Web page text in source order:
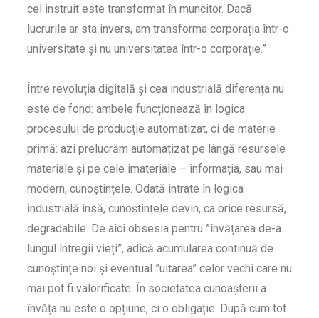
cel instruit este transformat în muncitor. Dacă
lucrurile ar sta invers, am transforma corporația într-o
universitate și nu universitatea într-o corporație.”
Între revoluția digitală și cea industrială diferența nu
este de fond: ambele funcționează în logica
procesului de producție automatizat, ci de materie
primă: azi prelucrăm automatizat pe lângă resursele
materiale și pe cele imateriale – informația, sau mai
modern, cunoștințele. Odată intrate în logica
industrială însă, cunoștințele devin, ca orice resursă,
degradabile. De aici obsesia pentru ”învățarea de-a
lungul întregii vieți”, adică acumularea continuă de
cunoștințe noi și eventual ”uitarea” celor vechi care nu
mai pot fi valorificate. În societatea cunoașterii a
învăța nu este o opțiune, ci o obligație. După cum tot